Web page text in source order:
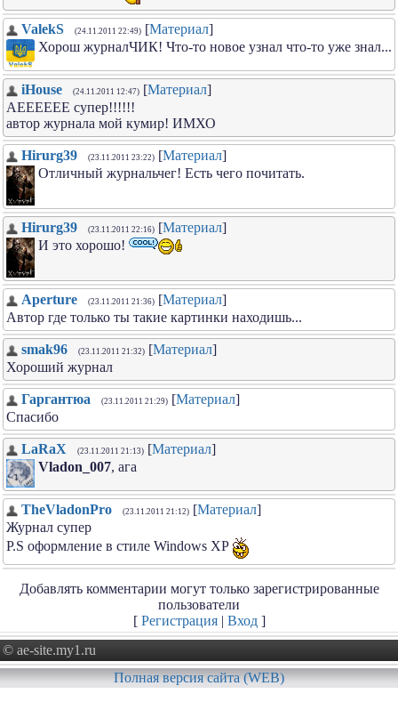
ValekS (24.11.2011 22:49) [Материал]
Хорош журналЧИК! Что-то новое узнал что-то уже знал...
iHouse (24.11.2011 12:47) [Материал]
АЕЕЕЕЕЕ супер!!!!!!
автор журнала мой кумир! ИМХО
Hirurg39 (23.11.2011 23:22) [Материал]
Отличный журнальчег! Есть чего почитать.
Hirurg39 (23.11.2011 22:16) [Материал]
И это хорошо!
Aperture (23.11.2011 21:36) [Материал]
Автор где только ты такие картинки находишь...
smak96 (23.11.2011 21:32) [Материал]
Хороший журнал
Гаргантюа (23.11.2011 21:29) [Материал]
Спасибо
LaRaX (23.11.2011 21:13) [Материал]
Vladon_007, ага
TheVladonPro (23.11.2011 21:12) [Материал]
Журнал супер
P.S оформление в стиле Windows XP
Добавлять комментарии могут только зарегистрированные
пользователи
[ Регистрация| Вход]
© ae-site.my1.ru
Полная версия сайта (WEB)